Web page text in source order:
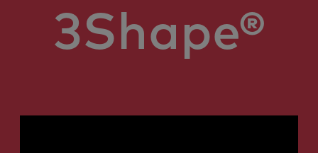
3Shape®